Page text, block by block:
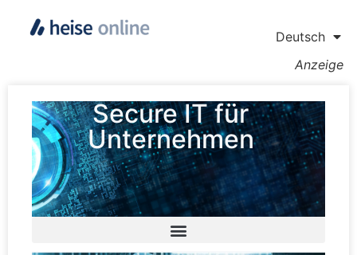
Deutsch
Anzeige
Secure IT für
Unternehmen